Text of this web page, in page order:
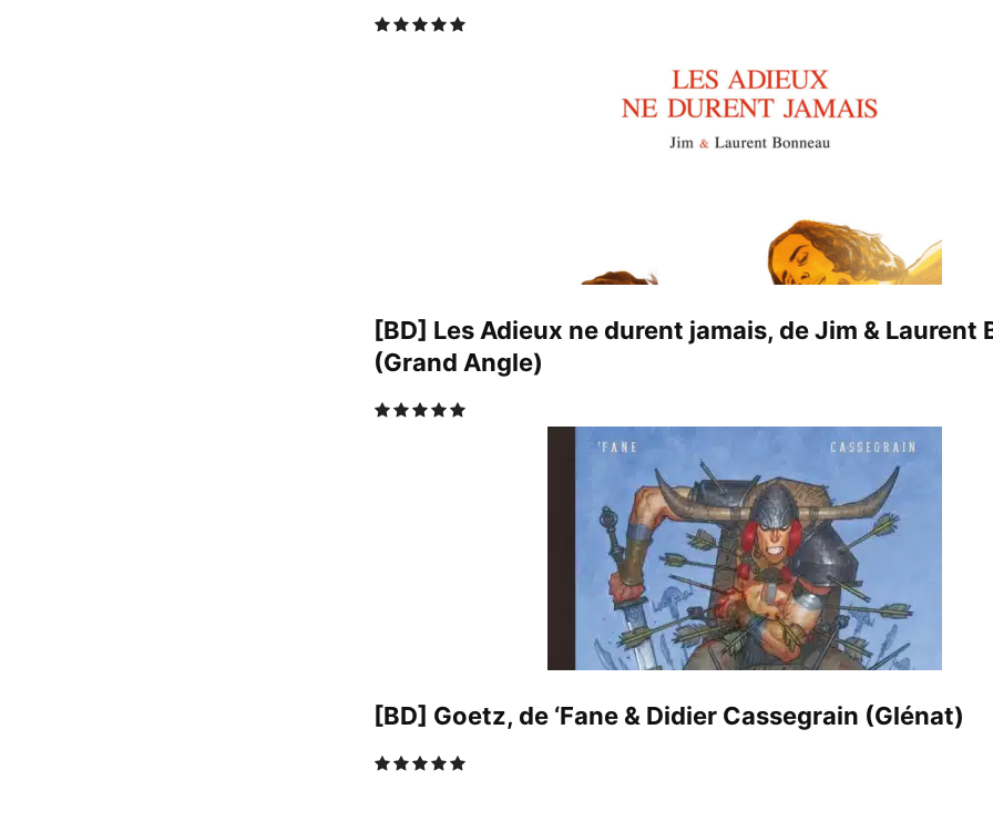
[BD] Les Adieux ne durent jamais, de Jim & Laurent
(Grand Angle)
[BD] Goetz, de ‘Fane & Didier Cassegrain (Glénat)